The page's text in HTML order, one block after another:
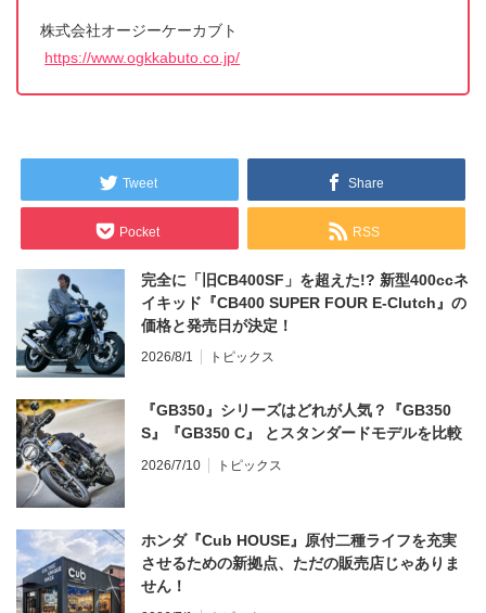
株式会社オージーケーカブト
https://www.ogkkabuto.co.jp/
Tweet Share
Pocket RSS
完全に「旧CB400SF」を超えた!? 新型400ccネ
イキッド『CB400 SUPER FOUR E-Clutch』の
価格と発売日が決定！
2026/8/1 トピックス
『GB350』シリーズはどれが人気？『GB350
S』『GB350 C』 とスタンダードモデルを比較
2026/7/10 トピックス
ホンダ『Cub HOUSE』原付二種ライフを充実
させるための新拠点、ただの販売店じゃありま
せん！